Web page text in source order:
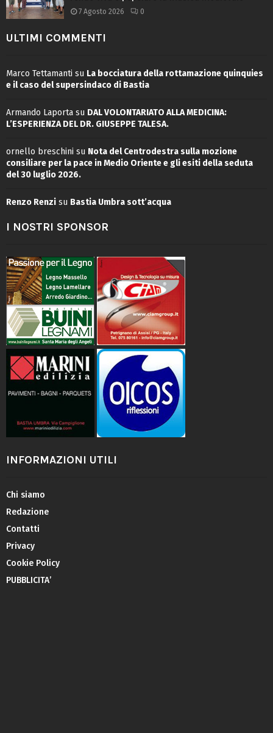
7 Agosto 2026 0
ULTIMI COMMENTI
Marco Tettamanti su La bocciatura della rottamazione quinquies
e il caso del supersindaco di Bastia
Armando Laporta su DAL VOLONTARIATO ALLA MEDICINA:
L’ESPERIENZA DEL DR. GIUSEPPE TALESA.
ornello breschini su Nota del Centrodestra sulla mozione
consiliare per la pace in Medio Oriente e gli esiti della seduta
del 30 luglio 2026.
Renzo Renzi su Bastia Umbra sott’acqua
I NOSTRI SPONSOR
INFORMAZIONI UTILI
Chi siamo
Redazione
Contatti
Privacy
Cookie Policy
PUBBLICITA’